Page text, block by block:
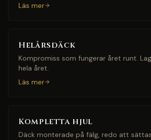
Läs mer
Helårsdäck
Kompromiss som fungerar året runt.
hela året.
Läs mer
Kompletta hjul
Däck monterade på fälg, redo att